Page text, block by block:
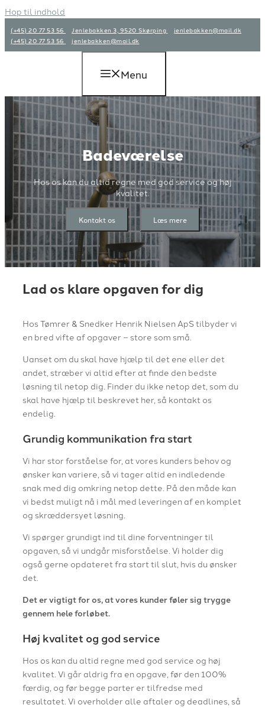
Hop til indhold
(+45) 20 77 53 56 Jenlebakken 3, 9520 Skørping
jenlebakken@mail.dk
(+45) 20 77 53 56
jenlebakken@mail.dk
Menu
Badeværelse
Hos os kan du altid regne med god service og høj
kvalitet.
Kontakt os Læs mere
Lad os klare opgaven for dig
Hos Tømrer & Snedker Henrik Nielsen ApS tilbyder vi
en bred vifte af opgaver – store som små.
Uanset om du skal have hjælp til det ene eller det
andet, stræber vi altid efter at finde den bedste
løsning til netop dig. Finder du ikke netop det, som du
skal have hjælp til beskrevet her, så kontakt os
endelig.
Grundig kommunikation fra start
Vi har stor forståelse for, at vores kunders behov og
ønsker kan variere, så vi tager altid en indledende
snak med dig omkring netop dette. På den måde kan
vi bedst muligt nå i mål med leveringen af en komplet
og skræddersyet løsning.
Vi spørger grundigt ind til dine forventninger til
opgaven, så vi undgår misforståelse. Vi holder dig
også gerne opdateret fra start til slut, hvis du ønsker
det.
Det er vigtigt for os, at vores kunder føler sig trygge
gennem hele forløbet.
Høj kvalitet og god service
Hos os kan du altid regne med god service og høj
kvalitet. Vi går aldrig fra en opgave, før den 100%
færdig, og før begge parter er tilfredse med
resultatet. Vi overholder alle aftaler og deadlines, så